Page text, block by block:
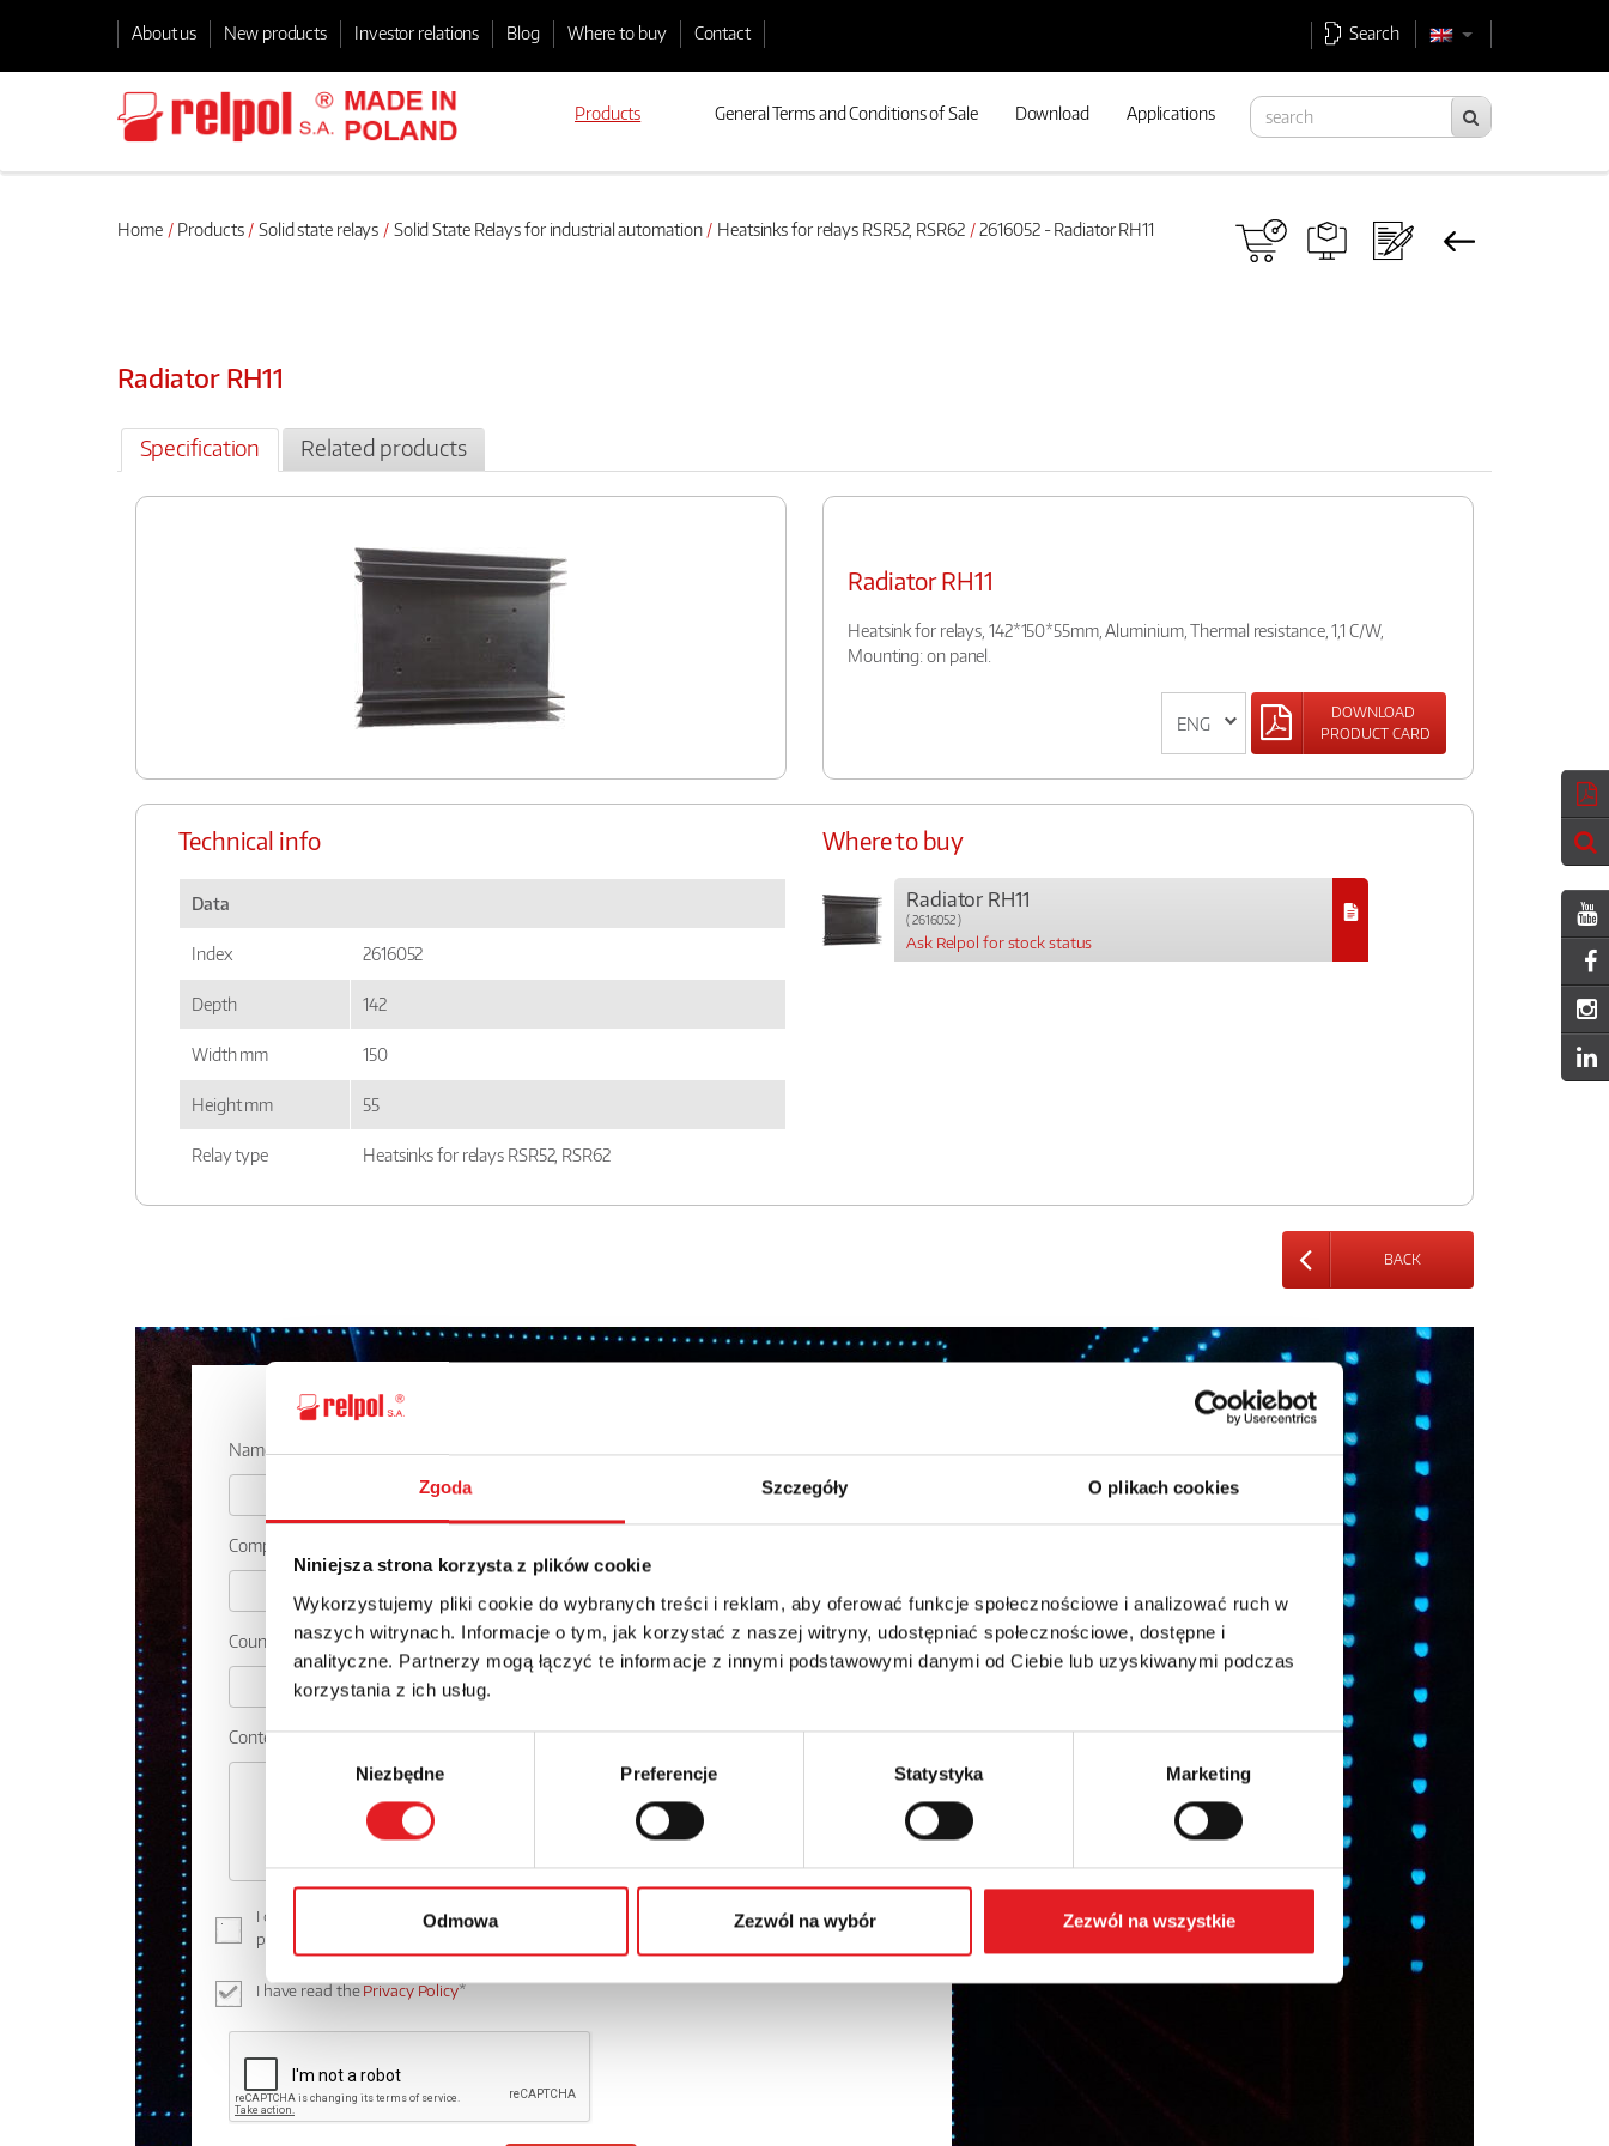
Zgoda Szczegóły O plikach cookies
Niniejsza strona korzysta z plików cookie
Wykorzystujemy pliki cookie do wybranych treści i reklam, aby oferować funkcje społecznościowe i analizować ruch w
naszych witrynach. Informacje o tym, jak korzystać z naszej witryny, udostępniać społecznościowe, dostępne i
analityczne. Partnerzy mogą łączyć te informacje z innymi podstawowymi danymi od Ciebie lub uzyskiwanymi podczas
korzystania z ich usług.
Wybór
Niezbędne Preferencje Statystyka Marketing
Odmowa Zezwól na wybór Zezwól na wszystkie
About us New products Investor relations Blog Where to buy Contact Search
Products General Terms and Conditions of Sale Download Applications
Home Products Solid state relays Solid State Relays for industrial automation Heatsinks for relays RSR52, RSR62 2616052 - Radiator RH11
Radiator RH11
Specification Related products
Radiator RH11
Heatsink for relays, 142*150*55mm, Aluminium, Thermal resistance, 1,1 C/W,
Mounting: on panel.
DOWNLOAD
PRODUCT CARD
Technical info
Data
Index 2616052
Depth 142
Width mm 150
Height mm 55
Relay type Heatsinks for relays RSR52, RSR62
Where to buy
Radiator RH11
( 2616052 )
Ask Relpol for stock status
BACK
Ask for the details of the offer
Name: * Email: *
Company:
Country:
Contents: *
I consent to the processing of my personal data by Relpol S.A. More information on the
processing of personal data in the
I have read thePrivacy Policy*